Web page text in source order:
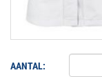
AANTAL: